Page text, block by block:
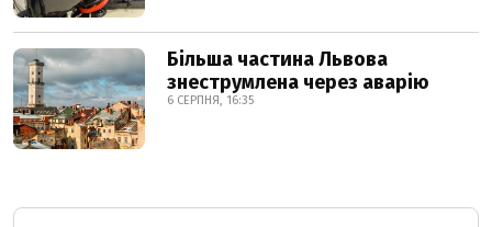
Більша частина Львова
знеструмлена через аварію
6 СЕРПНЯ, 16:35